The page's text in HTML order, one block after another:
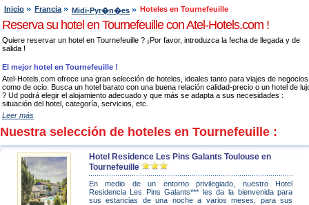
Inicio Francia Midi-Pyr�n�es Hoteles en Tournefeuille
Reserva su hotel en Tournefeuille con Atel-Hotels.com !
Quiere reservar un hotel en Tournefeuille ? ¡Por favor, introduzca la fecha de llegada y de
salida !
El mejor hotel en Tournefeuille !
Atel-Hotels.com ofrece una gran selección de hoteles, ideales tanto para viajes de negocios
como de ocio. Busca un hotel barato con una buena relación calidad-precio o un hotel de
? Ud podrá elegir el alojamiento adecuado y que más se adapta a sus necesidades :
situación del hotel, categoría, servicios, etc.
Leer más
Nuestra selección de hoteles en Tournefeuille :
Hotel Residence Les Pins Galants Toulouse en
Tournefeuille
En medio de un entorno privilegiado, nuestro Hotel
Residencia Les Pins Galants*** les da la bienvenida para
sus estancias de una noche a varios meses, para sus